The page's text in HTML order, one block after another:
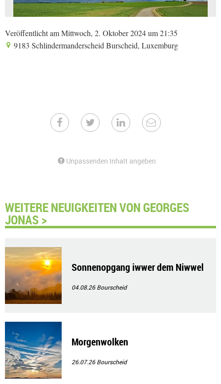
Veröffentlicht am Mittwoch, 2. Oktober 2024 um 21:35
9183 Schlindermanderscheid Burscheid, Luxemburg
Unpassenden Inhalt angeben
WEITERE NEUIGKEITEN VON GEORGES
JONAS >
Sonnenopgang iwwer dem Niwwel
04.08.26Bourscheid
Morgenwolken
26.07.26Bourscheid